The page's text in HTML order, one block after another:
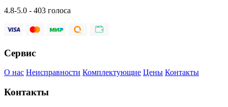
4.8-5.0 - 403 голоса
Сервис
О нас Неисправности Комплектующие Цены Контакты
Контакты